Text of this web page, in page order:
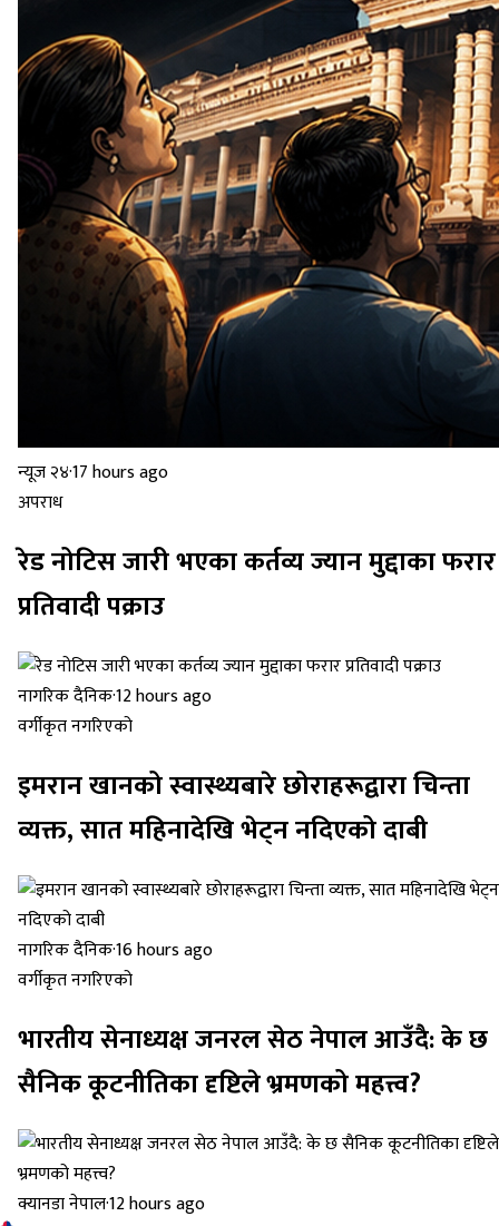
न्यूज २४·17 hours ago
अपराध
रेड नोटिस जारी भएका कर्तव्य ज्यान मुद्दाका फरार
प्रतिवादी पक्राउ
नागरिक दैनिक·12 hours ago
वर्गीकृत नगरिएको
इमरान खानको स्वास्थ्यबारे छोराहरूद्वारा चिन्ता
व्यक्त, सात महिनादेखि भेट्न नदिएको दाबी
नागरिक दैनिक·16 hours ago
वर्गीकृत नगरिएको
भारतीय सेनाध्यक्ष जनरल सेठ नेपाल आउँदै: के छ
सैनिक कूटनीतिका दृष्टिले भ्रमणको महत्त्व?
क्यानडा नेपाल·12 hours ago